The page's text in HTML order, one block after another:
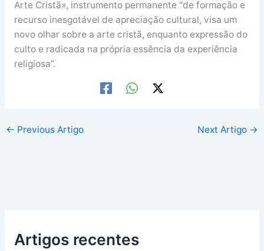
Arte Cristã», instrumento permanente “de formação e
recurso inesgotável de apreciação cultural, visa um
novo olhar sobre a arte cristã, enquanto expressão do
culto e radicada na própria essência da experiência
religiosa”.
← Previous Artigo Next Artigo →
Artigos recentes